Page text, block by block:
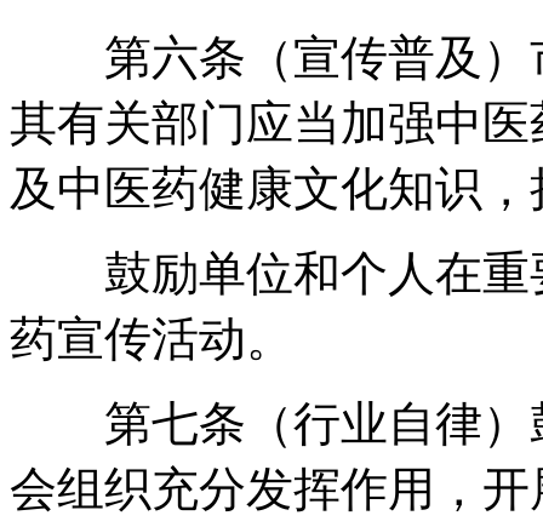
第六条（宣传普及）
其有关部门应当加强中医
及中医药健康文化知识 ，
鼓励单位和个人在重
药宣传活动。
第七条（行业自律）
会组织充分发挥作用 ， 开